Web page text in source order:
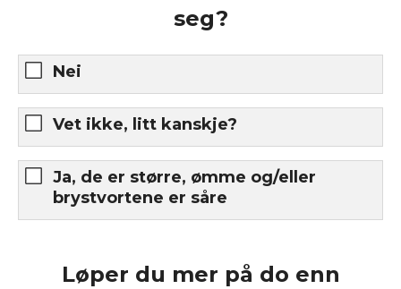
seg?
Nei
Vet ikke, litt kanskje?
Ja, de er større, ømme og/eller
brystvortene er såre
Løper du mer på do enn